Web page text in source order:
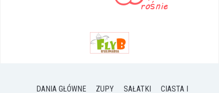
DANIA GŁÓWNE ZUPY SAŁATKI CIASTA I